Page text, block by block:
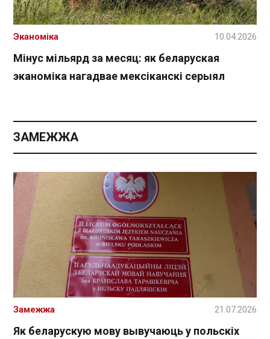
Мінус мільярд за месяц: як беларуская
эканоміка нагадвае мексіканскі серыял
Эканоміка 10.04.2026
ЗАМЕЖЖА
Як беларускую мову вывучаюць у польскіх
Замежжа 21.07.2026